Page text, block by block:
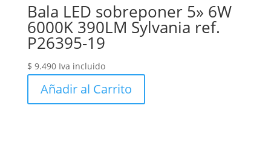
Bala LED sobreponer 5» 6W
6000K 390LM Sylvania ref.
P26395-19
$ 9.490 Iva incluido
Añadir al Carrito